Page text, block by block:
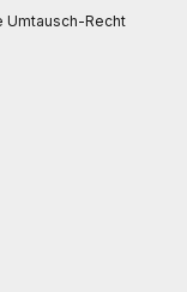
Umtausch-Recht